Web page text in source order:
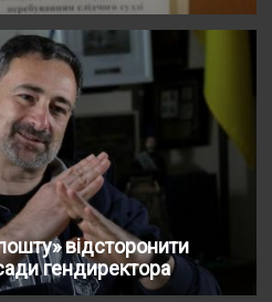
відсторонити
гендиректора